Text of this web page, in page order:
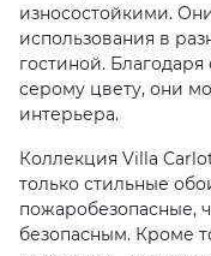
износостойкими.
использования в
гостиной.
серому цвету, они
интерьера.
Коллекция Villa
только стильные
пожаробезопасные,
безопасным. Кроме